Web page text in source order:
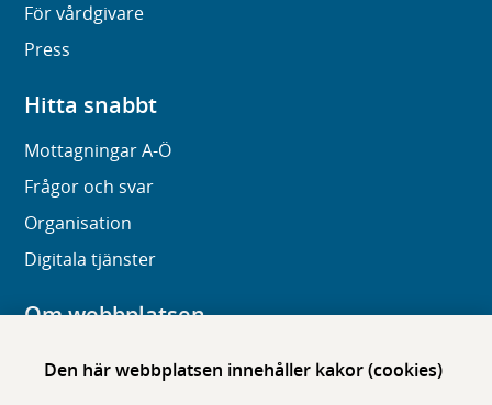
Den här webbplatsen innehåller kakor (cookies)
För vårdgivare
Press
Hitta snabbt
Mottagningar A-Ö
Frågor och svar
Organisation
Digitala tjänster
Om webbplatsen
Om karolinska.se